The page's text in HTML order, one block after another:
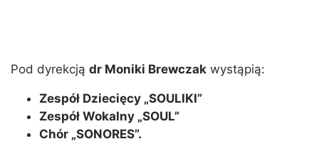
Pod dyrekcją dr Moniki Brewczak wystąpią:
Zespół Dziecięcy „SOULIKI”
Zespół Wokalny „SOUL”
Chór „SONORES”.